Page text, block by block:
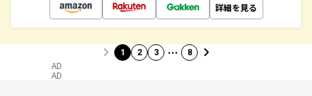
詳細を見る
1 2 3 … 8
AD
AD